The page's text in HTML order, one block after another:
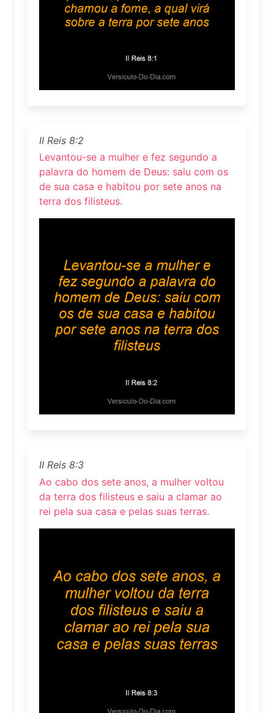
II Reis 8:2
Levantou-se a mulher e fez segundo a
palavra do homem de Deus: saiu com os
de sua casa e habitou por sete anos na
terra dos filisteus.
II Reis 8:3
Ao cabo dos sete anos, a mulher voltou
da terra dos filisteus e saiu a clamar ao
rei pela sua casa e pelas suas terras.